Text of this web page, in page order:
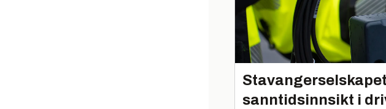
sanntidsinnsikt i